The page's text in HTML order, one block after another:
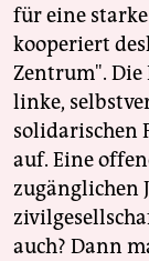
für eine
kooperiert
Zentrum".
linke,
solidarischen
auf. Eine
zugänglichen
auch? Dann